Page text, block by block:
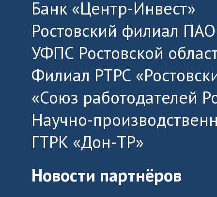
Банк «Центр-Инвест»
Ростовский филиал
УФПС Ростовской
Филиал РТРС
«Союз работодателей
Научно-
ГТРК «Дон-ТР»
Новости партнёров